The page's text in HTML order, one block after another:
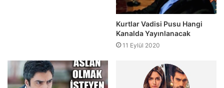
Kurtlar Vadisi Pusu Hangi
Kanalda Yayınlanacak
11 Eylül 2020